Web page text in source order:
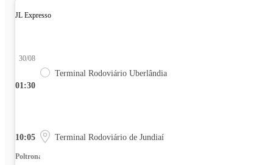
JL Expresso
01:30
30/08
Terminal Rodoviário Uberlândia
10:05 Terminal Rodoviário de Jundiaí
Poltrona